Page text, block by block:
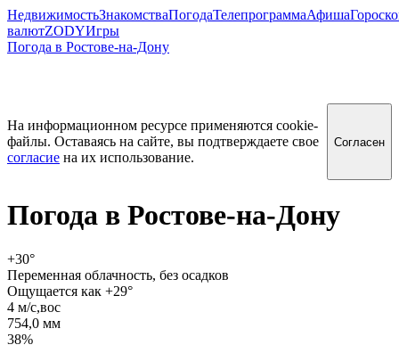
НедвижимостьЗнакомстваПогодаТелепрограммаАфиша
валютZODYИгры
Погода в Ростове-на-Дону
На информационном ресурсе применяются cookie-
файлы. Оставаясь на сайте, вы подтверждаете свое
согласие на их использование.
Согласен
Погода в Ростове-на-Дону
+30°
Переменная облачность, без осадков
Ощущается как +29°
4 м/c,вос
754,0 мм
38%